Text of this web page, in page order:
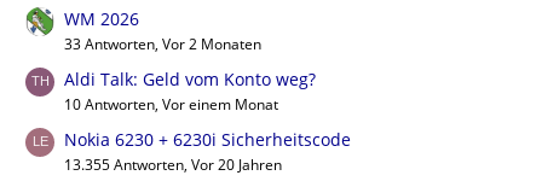
WM 2026
33 Antworten, Vor 2 Monaten
Aldi Talk: Geld vom Konto weg?
10 Antworten, Vor einem Monat
Nokia 6230 + 6230i Sicherheitscode
13.355 Antworten, Vor 20 Jahren